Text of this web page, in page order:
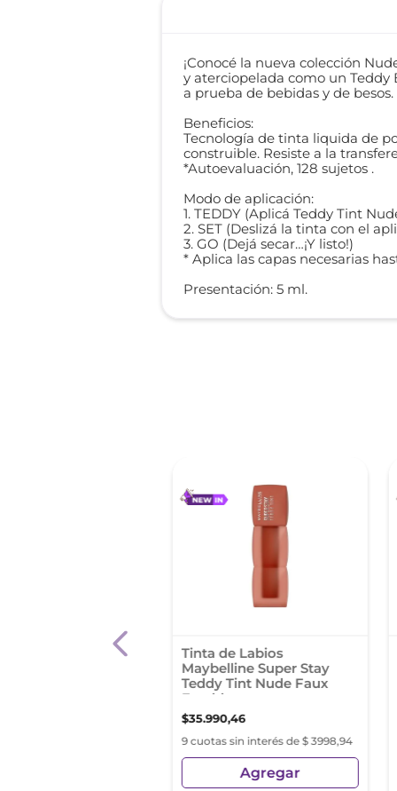
¡Conocé la nueva colección
y aterciopelada como un Teddy
a prueba de bebidas y de
Beneficios:
Tecnología de tinta liquida de
construible. ​Resiste a la
*Autoevaluación, 128 sujetos .
Modo de aplicación:
1. TEDDY (Aplicá Teddy Tint
2. SET (Deslizá la tinta con el
3. GO (Dejá secar…¡Y listo!)
* Aplica las capas necesarias
Presentación: 5 ml.
Tinta de Labios
Maybelline Super Stay
Teddy Tint Nude Faux
Freckle
$35.990,46
9 cuotas sin interés de $ 3998,94
Agregar